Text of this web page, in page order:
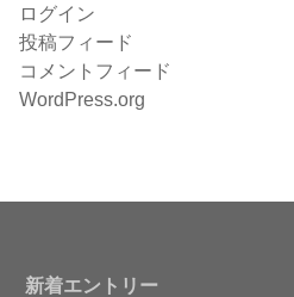
ログイン
投稿フィード
コメントフィード
WordPress.org
新着エントリー